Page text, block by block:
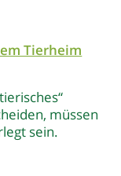
Tierheim
müssen
sein.